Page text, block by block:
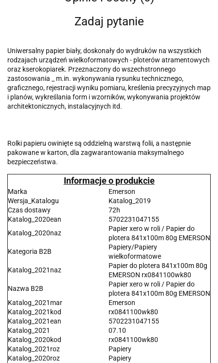
Zadaj pytanie
Uniwersalny papier biały, doskonały do wydruków na wszystkich
rodzajach urządzeń wielkoformatowych - ploterów atramentowych
oraz kserokopiarek. Przeznaczony do wszechstronnego
zastosowania _ m.in. wykonywania rysunku technicznego,
graficznego, rejestracji wyniku pomiaru, kreślenia precyzyjnych map
i planów, wykreślania form i wzorników, wykonywania projektów
architektonicznych, instalacyjnych itd.
Rolki papieru owinięte są oddzielną warstwą folii, a następnie
pakowane w karton, dla zagwarantowania maksymalnego
bezpieczeństwa.
Informacje o produkcie
Marka
Emerson
Wersja_Katalogu
Katalog_2019
Czas dostawy
72h
Katalog_2020ean
5702231047155
Katalog_2020naz
Papier xero w roli / Papier do
plotera 841x100m 80g EMERSON
Kategoria B2B
Papiery/Papiery
wielkoformatowe
Katalog_2021naz
Papier do plotera 841x100m 80g
EMERSON rx0841100wk80
Nazwa B2B
Papier xero w roli / Papier do
plotera 841x100m 80g EMERSON
Katalog_2021mar
Emerson
Katalog_2021kod
rx0841100wk80
Katalog_2021ean
5702231047155
Katalog_2021
07.10
Katalog_2020kod
rx0841100wk80
Katalog_2021roz
Papiery
Katalog_2020roz
Papiery